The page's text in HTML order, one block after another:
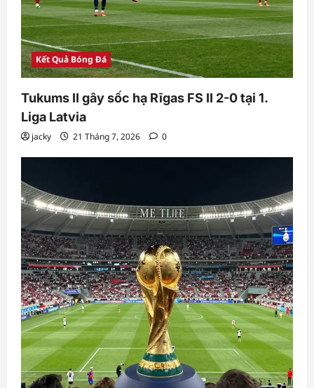
Kết Quả Bóng Đá
Tukums II gây sốc hạ Rīgas FS II 2-0 tại 1.
Liga Latvia
jacky 21 Tháng 7, 2026 0